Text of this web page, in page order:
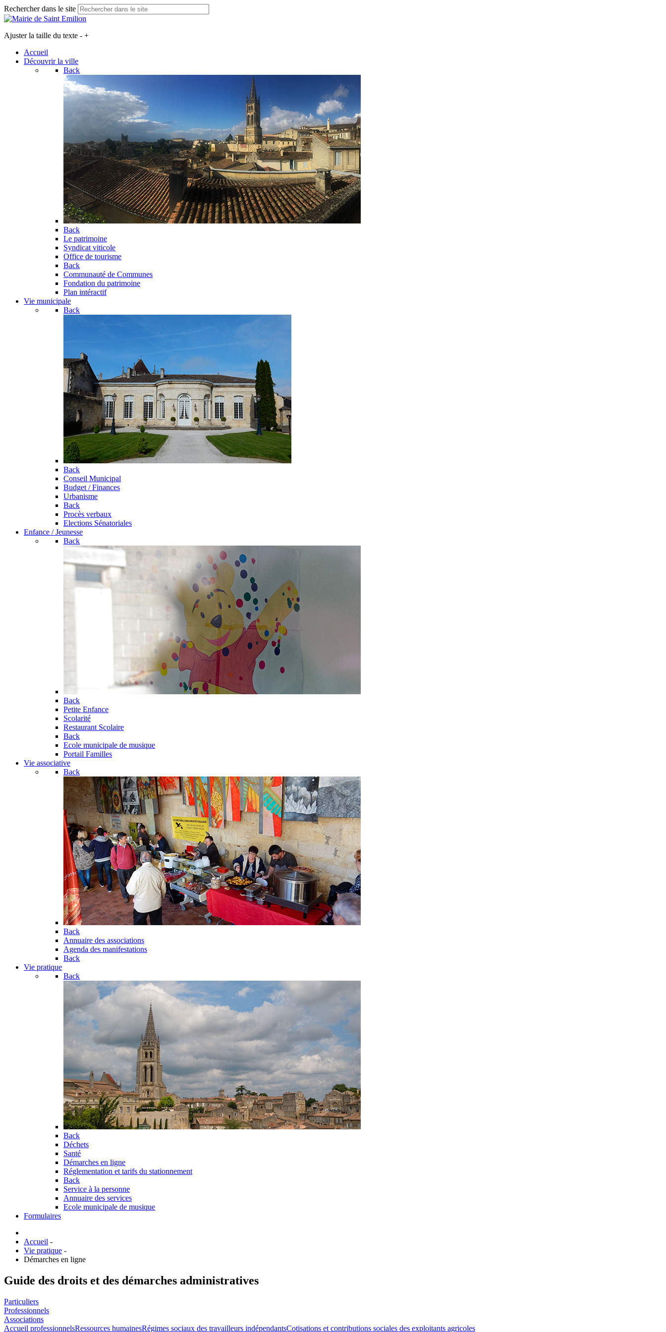
Rechercher dans le site
Ajuster la taille du texte - +
Accueil
Découvrir la ville
Back
Back
Le patrimoine
Syndicat viticole
Office de tourisme
Back
Communauté de Communes
Fondation du patrimoine
Plan intéractif
Vie municipale
Back
Back
Conseil Municipal
Budget / Finances
Urbanisme
Back
Procès verbaux
Elections Sénatoriales
Enfance / Jeunesse
Back
Back
Petite Enfance
Scolarité
Restaurant Scolaire
Back
Ecole municipale de musique
Portail Familles
Vie associative
Back
Back
Annuaire des associations
Agenda des manifestations
Back
Vie pratique
Back
Back
Déchets
Santé
Démarches en ligne
Réglementation et tarifs du stationnement
Back
Service à la personne
Annuaire des services
Ecole municipale de musique
Formulaires
Accueil -
Vie pratique -
Démarches en ligne
Guide des droits et des démarches administratives
Particuliers
Professionnels
Associations
Accueil professionnelsRessources humainesRégimes sociaux des travailleurs indépendantsCotisations et contributions sociales des exploitants agricoles